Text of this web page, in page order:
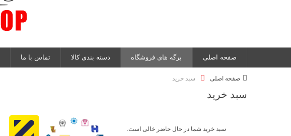
صفحه اصلی برگه های فروشگاه دسته بندی کالا تماس با ما
صفحه اصلی سبد خرید
سبد خرید
سبد خرید شما در حال حاضر خالی است.